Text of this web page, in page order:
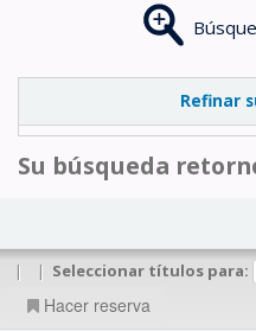
Refinar
Su búsqueda
| | Seleccionar títulos para:
Hacer reserva